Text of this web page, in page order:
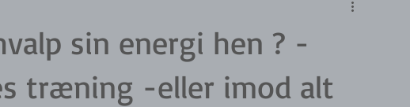
sin energi hen ? -
træning -eller imod alt